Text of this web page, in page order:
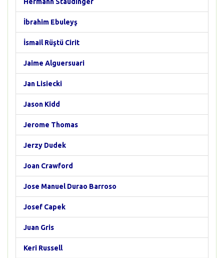
İbrahim Ebuleyş
İsmail Rüştü Cirit
Jaime Alguersuari
Jan Lisiecki
Jason Kidd
Jerome Thomas
Jerzy Dudek
Joan Crawford
Jose Manuel Durao Barroso
Josef Capek
Juan Gris
Keri Russell